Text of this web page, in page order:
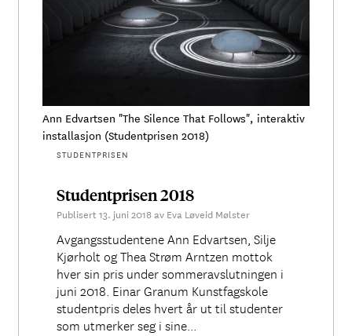
Ann Edvartsen "The Silence That Follows", interaktiv
installasjon (Studentprisen 2018)
STUDENTPRISEN
Studentprisen 2018
Publisert 13. juni 2018 av Eva Løveid Mølster
Avgangsstudentene Ann Edvartsen, Silje
Kjørholt og Thea Strøm Arntzen mottok
hver sin pris under sommeravslutningen i
juni 2018. Einar Granum Kunstfagskole
studentpris deles hvert år ut til studenter
som utmerker seg i sine...